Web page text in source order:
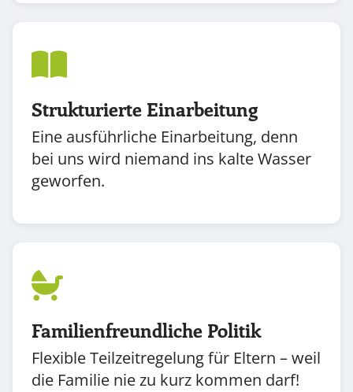
Strukturierte Einarbeitung
Eine ausführliche Einarbeitung, denn
bei uns wird niemand ins kalte Wasser
geworfen.
Familienfreundliche Politik
Flexible Teilzeitregelung für Eltern – weil
die Familie nie zu kurz kommen darf!